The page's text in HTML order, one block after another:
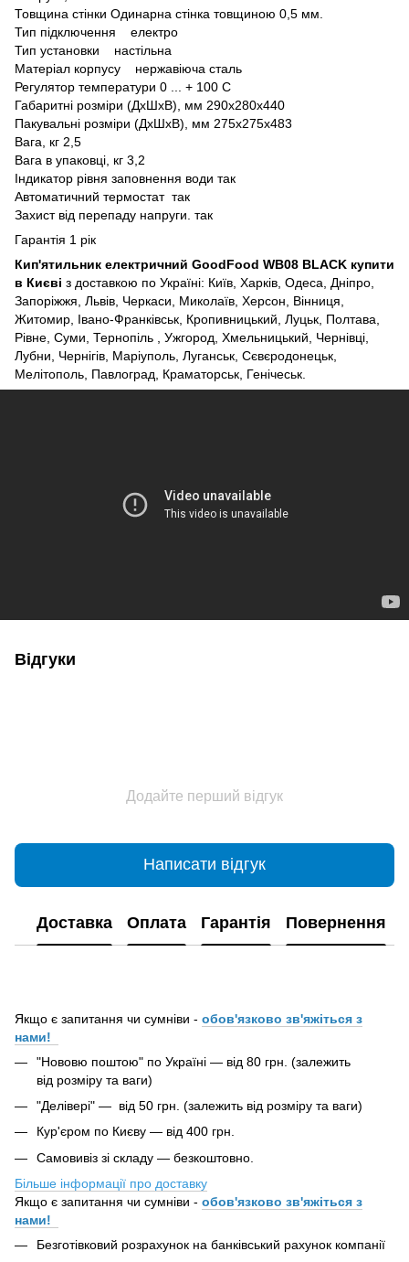
Товщина стінки Одинарна стінка товщиною 0,5 мм.
Тип підключення електро
Тип установки настільна
Матеріал корпусу нержавіюча сталь
Регулятор температури 0 ... + 100 С
Габаритні розміри (ДхШхВ), мм 290х280х440
Пакувальні розміри (ДхШхВ), мм 275х275х483
Вага, кг 2,5
Вага в упаковці, кг 3,2
Індикатор рівня заповнення води так
Автоматичний термостат так
Захист від перепаду напруги. так
Гарантія 1 рік
Кип'ятильник електричний GoodFood WB08 BLACK купити
в Києві з доставкою по Україні: Київ, Харків, Одеса, Дніпро,
Запоріжжя, Львів, Черкаси, Миколаїв, Херсон, Вінниця,
Житомир, Івано-Франківськ, Кропивницький, Луцьк, Полтава,
Рівне, Суми, Тернопіль , Ужгород, Хмельницький, Чернівці,
Лубни, Чернігів, Маріуполь, Луганськ, Сєвєродонецьк,
Мелітополь, Павлоград, Краматорськ, Генічеськ.
Відгуки
Додайте перший відгук
Написати відгук
Доставка Оплата Гарантія Повернення
Якщо є запитання чи сумніви - обов'язково зв'яжіться з
нами!
"Нововю поштою" по Україні — від 80 грн. (залежить
від розміру та ваги)
"Делівері" — від 50 грн. (залежить від розміру та ваги)
Кур'єром по Києву — від 400 грн.
Самовивіз зі складу — безкоштовно.
Більше інформації про доставку
Якщо є запитання чи сумніви - обов'язково зв'яжіться з
нами!
Безготівковий розрахунок на банківський рахунок компанії